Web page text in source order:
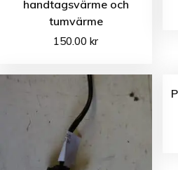
handtagsvärme och
tumvärme
150.00kr